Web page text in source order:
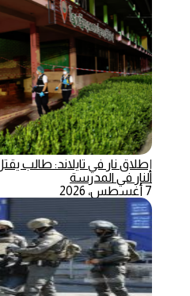
إطلاق نار في تايلاند: طالب
النار في المدرسة
7 أغسطس، 2026